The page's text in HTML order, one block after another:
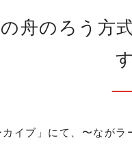
す
イブ」にて、〜なが